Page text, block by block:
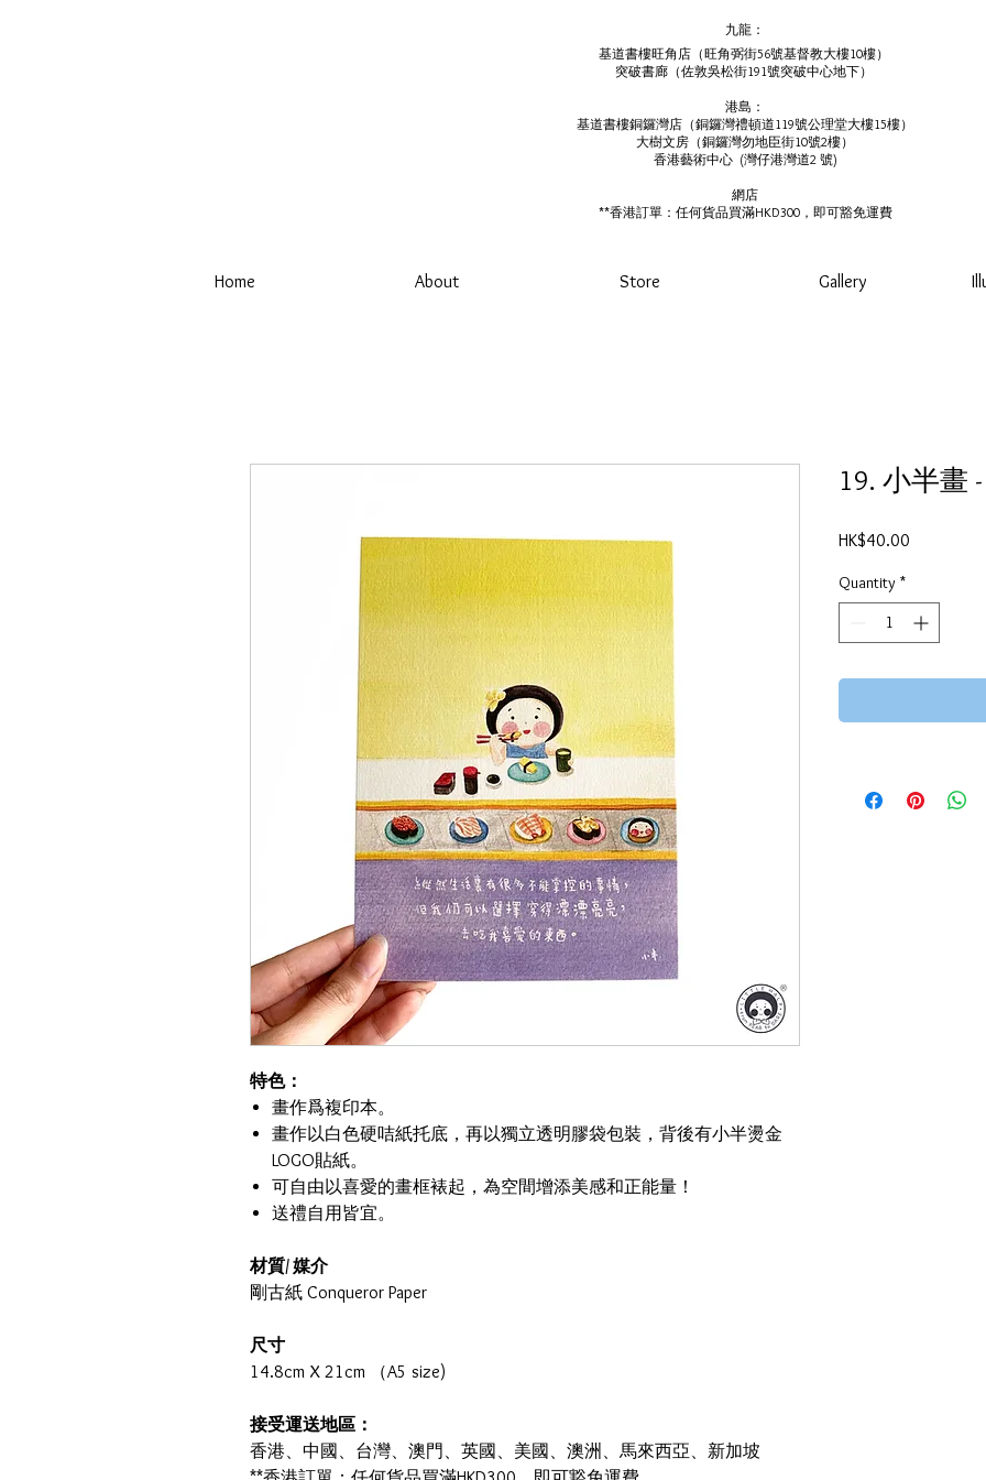
九龍：
基道書樓旺角店（旺角弼街56號基督教大樓10樓）
突破書廊（佐敦吳松街191號突破中心地下）
港島：
基道書樓銅鑼灣店（銅鑼灣禮頓道119號公理堂大樓15樓）
大樹文房（銅鑼灣勿地臣街10號2樓）
香港藝術中心 ​ (灣仔港灣道2 號)
網店
**香港訂單：任何貨品買滿HKD300，即可豁免運費
Home About Store Gallery
特色：
畫作爲複印本。
畫作以白色硬咭紙托底，再以獨立透明膠袋包裝，背後有小半燙金
LOGO貼紙。
可自由以喜愛的畫框裱起，為空間增添美感和正能量！
送禮自用皆宜。
材質/ 媒介
剛古紙 Conqueror Paper
尺寸
14.8cm X 21cm （A5 size)
接受運送地區：
香港、中國、台灣、澳門、英國、美國、澳洲、馬來西亞、新加坡
19. 小半畫
HK$40.00
Quantity *